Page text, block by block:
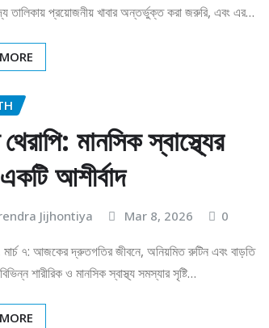
তালিকায় প্রয়োজনীয় খাবার অন্তর্ভুক্ত করা জরুরি, এবং এর…
মানসিক স্বাস্থ্যের
আশীর্বাদ
Jijhontiya Mar 8, 2026 0
মার্চ ৭: আজকের দ্রুতগতির জীবনে, অনিয়মিত রুটিন এবং বাড়তি
শারীরিক ও মানসিক স্বাস্থ্য সমস্যার সৃষ্টি…